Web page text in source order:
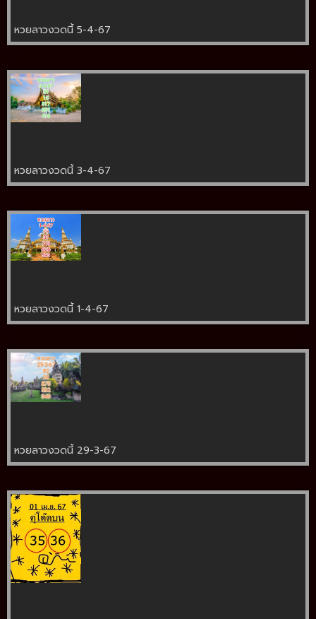
หวยลาวงวดนี้ 5-4-67
หวยลาวงวดนี้ 3-4-67
หวยลาวงวดนี้ 1-4-67
หวยลาวงวดนี้ 29-3-67